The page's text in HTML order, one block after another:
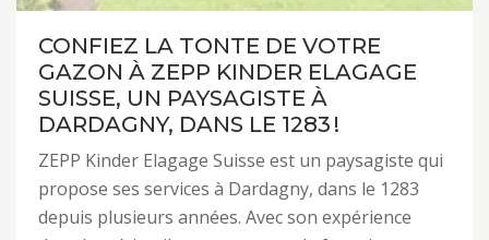
CONFIEZ LA TONTE DE VOTRE
GAZON À ZEPP KINDER ELAGAGE
SUISSE, UN PAYSAGISTE À
DARDAGNY, DANS LE 1283 !
ZEPP Kinder Elagage Suisse est un paysagiste qui
propose ses services à Dardagny, dans le 1283
depuis plusieurs années. Avec son expérience